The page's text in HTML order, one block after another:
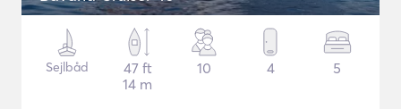
Sejlbåd
47 ft
14 m
10 4 5